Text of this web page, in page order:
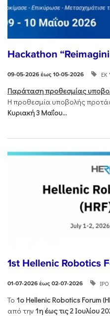
Hackathon
09-05-2026 έως 10-05-2026 ΕΚ
Παράταση προθεσμίας
Η προθεσμία υποβολής
Κυριακή 3 Μαΐου...
1st Hellenic Robotics
01-07-2026 έως 02-07-2026 ΙΡΟ
Το 1ο Hellenic Robotics Forum (
από την 1η έως τις 2 Ιουλίου